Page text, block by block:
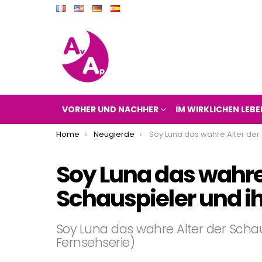
VORHER UND NACHHER IM WIRKLICHEN
You are here:
Home Neugierde Soy Luna das wahre Alter der Schauspieler und
Soy Luna das
Schauspieler und
Soy Luna das wahre Alter der
Fernsehserie)